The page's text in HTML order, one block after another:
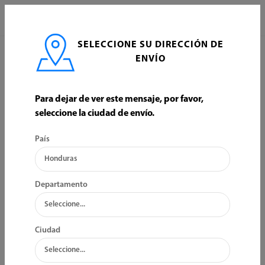
HOGAR ELECTRODOMESTICOS
ORDENAR POR:
SELECCIONE SU DIRECCIÓN DE
ENVÍO
Para dejar de ver este mensaje, por favor,
seleccione la ciudad de envío.
País
Departamento
Ciudad